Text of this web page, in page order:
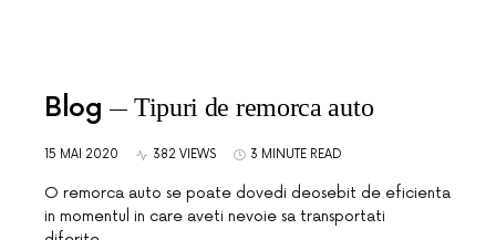
Blog Tipuri de remorca auto
15 MAI 2020 382 VIEWS 3 MINUTE READ
O remorca auto se poate dovedi deosebit de eficienta
in momentul in care aveti nevoie sa transportati